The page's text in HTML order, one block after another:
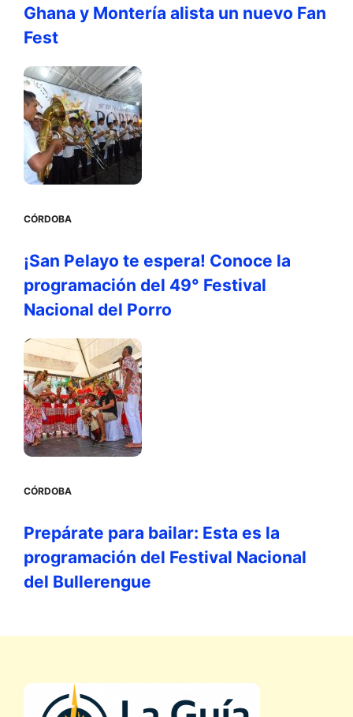
Ghana y Montería alista un nuevo Fan
Fest
CÓRDOBA
¡San Pelayo te espera! Conoce la
programación del 49° Festival
Nacional del Porro
CÓRDOBA
Prepárate para bailar: Esta es la
programación del Festival Nacional
del Bullerengue